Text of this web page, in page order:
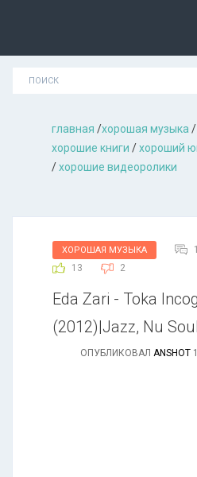
главная /хорошая музыкa /
хорошие книги /хороший
/хорошие видеоролики
ХОРОШАЯ МУЗЫКА 1
13
2
Eda Zari - Toka
(2012)|Jazz, Nu Soul
ОПУБЛИКОВАЛ ANSHOT